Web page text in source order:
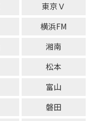
東京Ｖ
横浜FM
湘南
松本
富山
磐田